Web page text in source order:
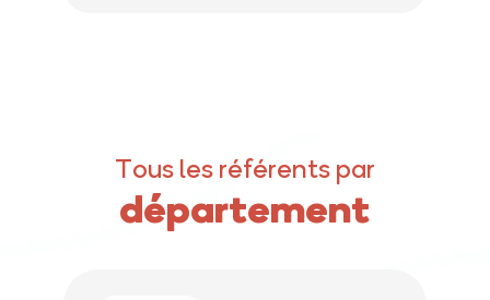
Tous les référents par
département